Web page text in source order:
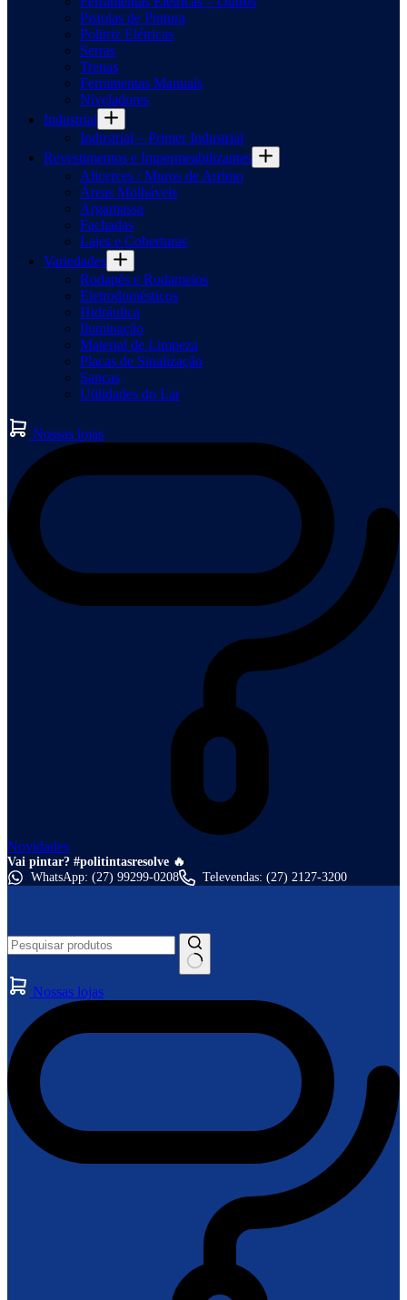
Pistolas de Pintura
Politriz Elétricas
Serras
Trenas
Ferramentas Manuais
Niveladores
Industrial
Industrial – Primer Industrial
Revestimentos e Impermeabilizantes
Alicerces / Muros de Arrimo
Áreas Molháveis
Argamassa
Fachadas
Lajes e Coberturas
Variedades
Rodapés e Rodameios
Eletrodomésticos
Hidráulica
Iluminação
Material de Limpeza
Placas de Sinalização
Sancas
Utilidades do Lar
Nossas lojas
Novidades
Vai pintar? #politintasresolve 🔥
WhatsApp: (27) 99299-0208
Televendas: (27) 2127-3200
Nossas lojas